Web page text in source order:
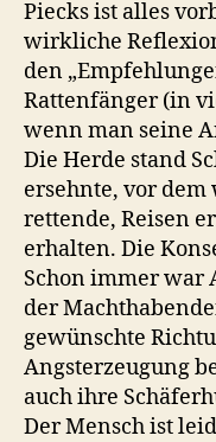
Piecks ist alles
wirkliche
den
Rattenfänger (in
wenn man seine
Die Herde stand
ersehnte, vor
rettende, Reisen
erhalten. Die
Schon immer war
der
gewünschte
Angsterzeugung
auch ihre
Der Mensch ist